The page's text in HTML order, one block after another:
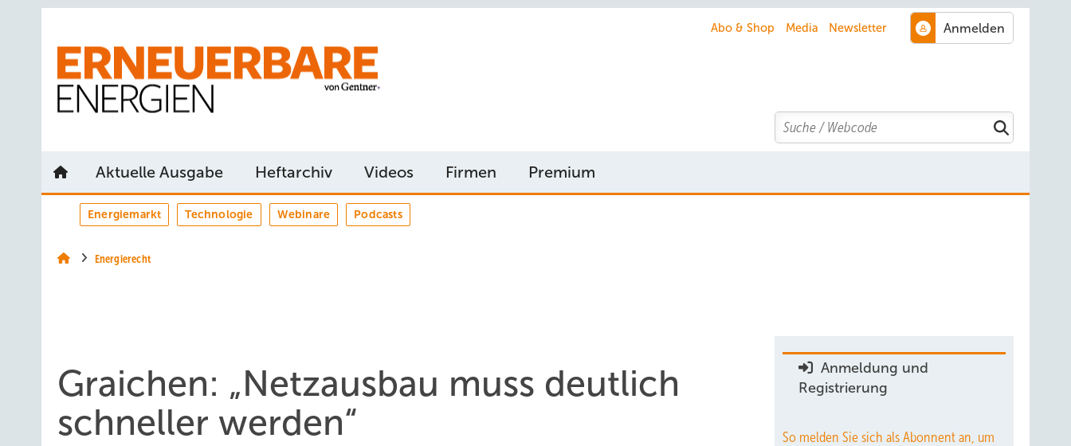
Abo & Shop Media Newsletter
Search
Aktuelle Ausgabe Heftarchiv Videos Firmen Premium
Energiemarkt Technologie Webinare Podcasts
Energierecht
Graichen: „Netzausbau muss deutlich
schneller werden“
Anmeldung und
Registrierung
So melden Sie sich als Abonnent an, um